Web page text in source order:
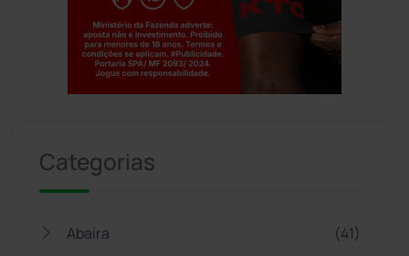
Categorias
Abaíra (41)